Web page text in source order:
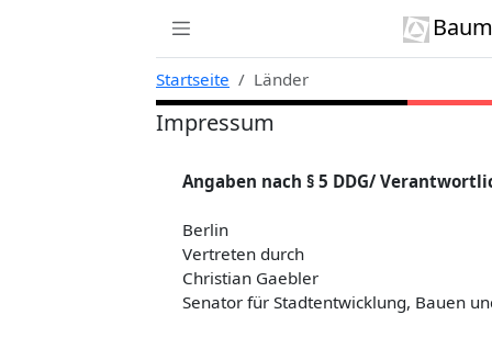
Startseite Länder
Impressum
Angaben nach § 5 DDG/
Berlin
Vertreten durch
Christian Gaebler
Senator für Stadtentwicklung, Bauen